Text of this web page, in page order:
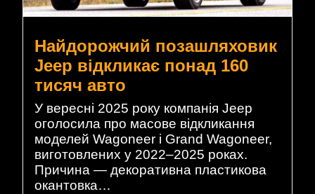
Найдорожчий позашляховик
Jeep відкликає понад 160
тисяч авто
У вересні 2025 року компанія Jeep
оголосила про масове відкликання
моделей Wagoneer і Grand Wagoneer,
виготовлених у 2022–2025 роках.
Причина — декоративна пластикова
окантовка…